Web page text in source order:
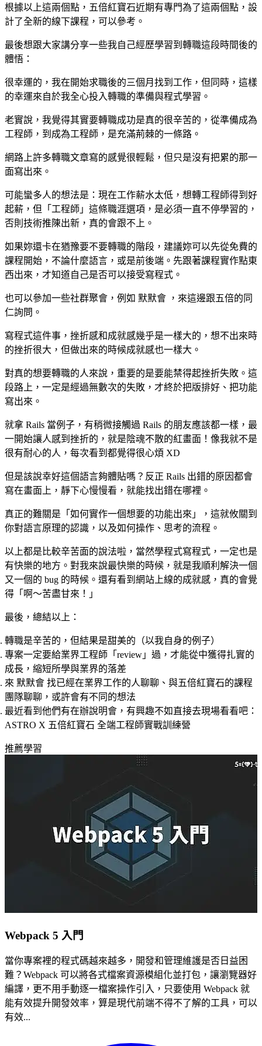
根據以上這兩個點，五倍紅寶石近期有專門為了這兩個點，設
計了全新的線下課程，可以參考。
最後想跟大家講分享一些我自己經歷學習到轉職這段時間後的
體悟：
很幸運的，我在開始求職後的三個月找到工作，但同時，這樣
的幸運來自於我全心投入轉職的準備與程式學習。
老實說，我覺得其實要轉職成功是真的很辛苦的，從準備成為
工程師，到成為工程師，是充滿荊棘的一條路。
網路上許多轉職文章寫的感覺很輕鬆，但只是沒有把累的那一
面寫出來。
可能蠻多人的想法是：現在工作薪水太低，想轉工程師得到好
起薪，但「工程師」這條職涯選項，是必須一直不停學習的，
否則技術推陳出新，真的會跟不上。
如果妳還卡在猶豫要不要轉職的階段，建議妳可以先從免費的
課程開始，不論什麼語言，或是前後端。先跟著課程實作點東
西出來，才知道自己是否可以接受寫程式。
也可以參加一些社群聚會，例如 默默會 ，來這邊跟五倍的同
仁詢問。
寫程式這件事，挫折感和成就感幾乎是一樣大的，想不出來時
的挫折很大，但做出來的時候成就感也一樣大。
對真的想要轉職的人來說，重要的是要能禁得起挫折失敗。這
段路上，一定是經過無數次的失敗，才終於把版排好、把功能
寫出來。
就拿 Rails 當例子，有稍微接觸過 Rails 的朋友應該都一樣，最
一開始讓人感到挫折的，就是陰魂不散的紅畫面！像我就不是
很有耐心的人，每次看到都覺得很心煩 XD
但是該說幸好這個語言夠體貼嗎？反正 Rails 出錯的原因都會
寫在畫面上，靜下心慢慢看，就能找出錯在哪裡。
真正的難關是「如何實作一個想要的功能出來」，這就攸關到
你對語言原理的認識，以及如何操作、思考的流程。
以上都是比較辛苦面的說法啦，當然學程式寫程式，一定也是
有快樂的地方。對我來說最快樂的時候，就是我順利解決一個
又一個的 bug 的時候。還有看到網站上線的成就感，真的會覺
得「啊～苦盡甘來！」
最後，總結以上：
轉職是辛苦的，但結果是甜美的（以我自身的例子）
專案一定要給業界工程師「review」過，才能從中獲得扎實的
成長，縮短所學與業界的落差
來 默默會 找已經在業界工作的人聊聊、與五倍紅寶石的課程
團隊聊聊，或許會有不同的想法
最近看到他們有在辦說明會，有興趣不如直接去現場看看吧：
ASTRO X 五倍紅寶石 全端工程師實戰訓練營
推薦學習
Webpack 5 入門
當你專案裡的程式碼越來越多，開發和管理維護是否日益困
難？Webpack 可以將各式檔案資源模組化並打包，讓瀏覽器好
編譯，更不用手動逐一檔案操作引入，只要使用 Webpack 就
能有效提升開發效率，算是現代前端不得不了解的工具，可以
有效...